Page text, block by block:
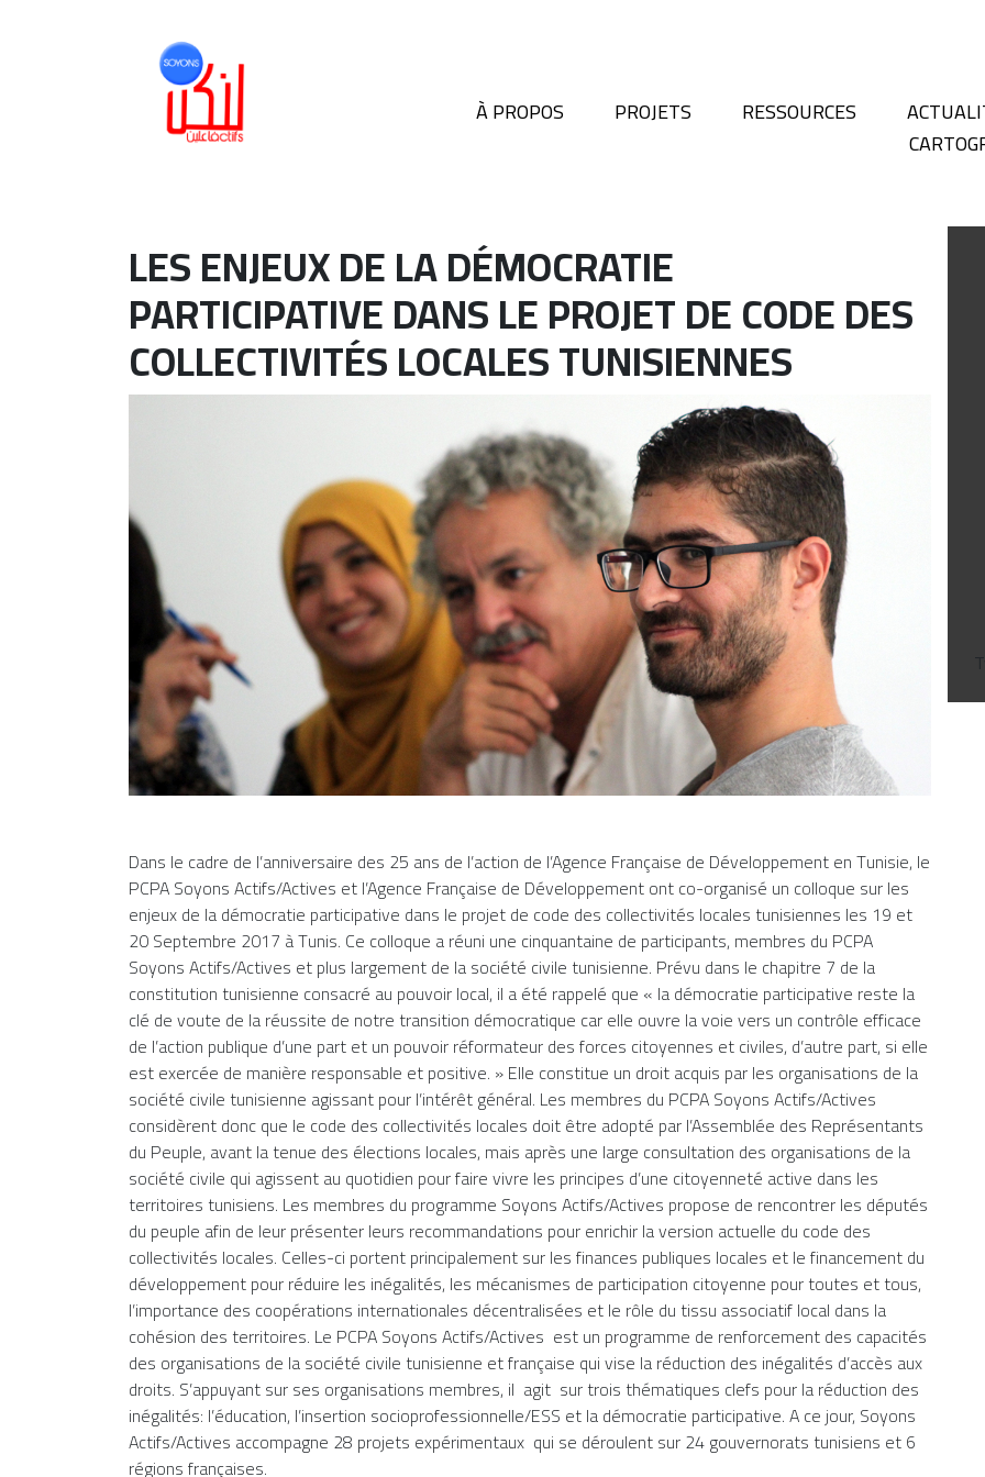
À PROPOS PROJETS RESSOURCES
LES ENJEUX DE LA DÉMOCRATIE
PARTICIPATIVE DANS LE PROJET DE CODE DES
COLLECTIVITÉS LOCALES TUNISIENNES
Dans le cadre de l’anniversaire des 25 ans de l’action de l’Agence Française de Développement en Tunisie, le
PCPA Soyons Actifs/Actives et l’Agence Française de Développement ont co-organisé un colloque sur les
enjeux de la démocratie participative dans le projet de code des collectivités locales tunisiennes les 19 et
20 Septembre 2017 à Tunis. Ce colloque a réuni une cinquantaine de participants, membres du PCPA
Soyons Actifs/Actives et plus largement de la société civile tunisienne. Prévu dans le chapitre 7 de la
constitution tunisienne consacré au pouvoir local, il a été rappelé que « la démocratie participative reste la
clé de voute de la réussite de notre transition démocratique car elle ouvre la voie vers un contrôle efficace
de l’action publique d’une part et un pouvoir réformateur des forces citoyennes et civiles, d’autre part, si elle
est exercée de manière responsable et positive. » Elle constitue un droit acquis par les organisations de la
société civile tunisienne agissant pour l’intérêt général. Les membres du PCPA Soyons Actifs/Actives
considèrent donc que le code des collectivités locales doit être adopté par l’Assemblée des Représentants
du Peuple, avant la tenue des élections locales, mais après une large consultation des organisations de la
société civile qui agissent au quotidien pour faire vivre les principes d’une citoyenneté active dans les
territoires tunisiens. Les membres du programme Soyons Actifs/Actives propose de rencontrer les députés
du peuple afin de leur présenter leurs recommandations pour enrichir la version actuelle du code des
collectivités locales. Celles-ci portent principalement sur les finances publiques locales et le financement du
développement pour réduire les inégalités, les mécanismes de participation citoyenne pour toutes et tous,
l’importance des coopérations internationales décentralisées et le rôle du tissu associatif local dans la
cohésion des territoires. Le PCPA Soyons Actifs/Actives est un programme de renforcement des capacités
des organisations de la société civile tunisienne et française qui vise la réduction des inégalités d’accès aux
droits. S’appuyant sur ses organisations membres, il agit sur trois thématiques clefs pour la réduction des
inégalités: l’éducation, l’insertion socioprofessionnelle/ESS et la démocratie participative. A ce jour, Soyons
Actifs/Actives accompagne 28 projets expérimentaux qui se déroulent sur 24 gouvernorats tunisiens et 6
régions françaises.